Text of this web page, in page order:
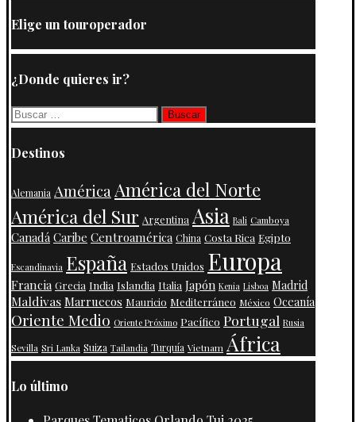
Elige un touroperador
¿Donde quieres ir?
Buscar:
Destinos
Alemania AméricaAmérica del Norte
América del Sur Argentina Asia Bali Camboya
Canadá Caribe Centroamérica China Costa Rica Egipto
Escandinavia España Estados Unidos Europa
Francia Grecia India Islandia Italia Japón Kenia Lisboa Madrid
Maldivas Marruecos Mauricio Mediterráneo México Oceanía
Oriente Medio Oriente Próximo Pacífico Portugal Rusia
Sevilla Sri Lanka Suiza Tailandia Turquía Vietnam África
Lo último